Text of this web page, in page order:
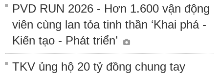
PVD RUN 2026 - Hơn 1.600 vận động
viên cùng lan tỏa tinh thần ‘Khai phá -
Kiến tạo - Phát triển’
TKV ủng hộ 20 tỷ đồng chung tay